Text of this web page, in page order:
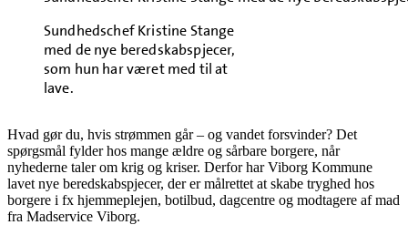
Sundhedschef Kristine Stange
med de nye beredskabspjecer,
som hun har været med til at
lave.
Hvad gør du, hvis strømmen går – og vandet forsvinder? Det
spørgsmål fylder hos mange ældre og sårbare borgere, når
nyhederne taler om krig og kriser. Derfor har Viborg Kommune
lavet nye beredskabspjecer, der er målrettet at skabe tryghed hos
borgere i fx hjemmeplejen, botilbud, dagcentre og modtagere af mad
fra Madservice Viborg.